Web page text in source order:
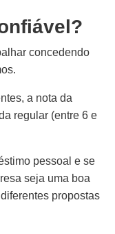
concedendo
a nota da
regular (entre 6 e
pessoal e se
seja uma boa
propostas